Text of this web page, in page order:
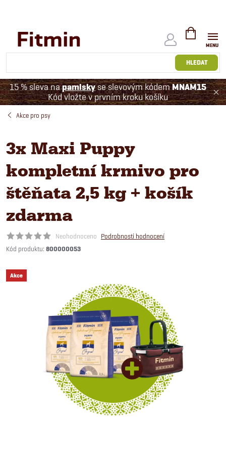
HLEDAT
NÁKUPNÍ
KOŠÍK
15 % sleva napamlskyse slevovým kódemMNAM15
Kód vložte v prvním kroku košíku
Akce pro psy
3x Maxi Puppy
kompletní krmivo pro
štěňata 2,5 kg + košík
zdarma
Neohodnoceno
Podrobnosti hodnocení
Kód produktu: 800000053
Akce